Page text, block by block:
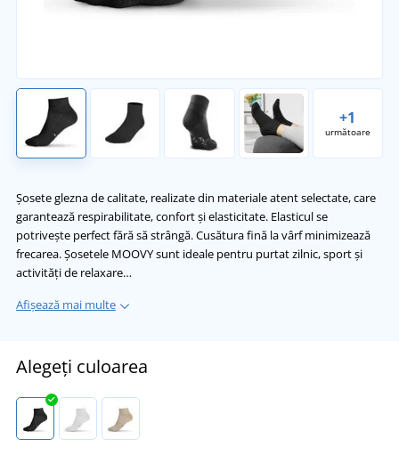
+1
următoare
Șosete glezna de calitate, realizate din materiale atent selectate, care
garantează respirabilitate, confort și elasticitate. Elasticul se
potrivește perfect fără să strângă. Cusătura fină la vârf minimizează
frecarea. Șosetele MOOVY sunt ideale pentru purtat zilnic, sport și
activități de relaxare…
Afișează mai multe
Alegeți culoarea